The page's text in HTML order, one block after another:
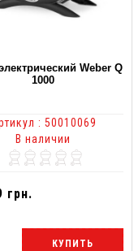
Weber Q
1000
: 50010069
В наличии
грн.
КУПИТЬ